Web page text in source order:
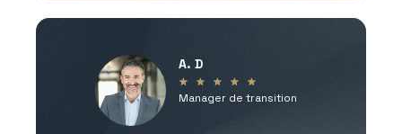
A. D
★ ★ ★ ★ ★
Manager de transition